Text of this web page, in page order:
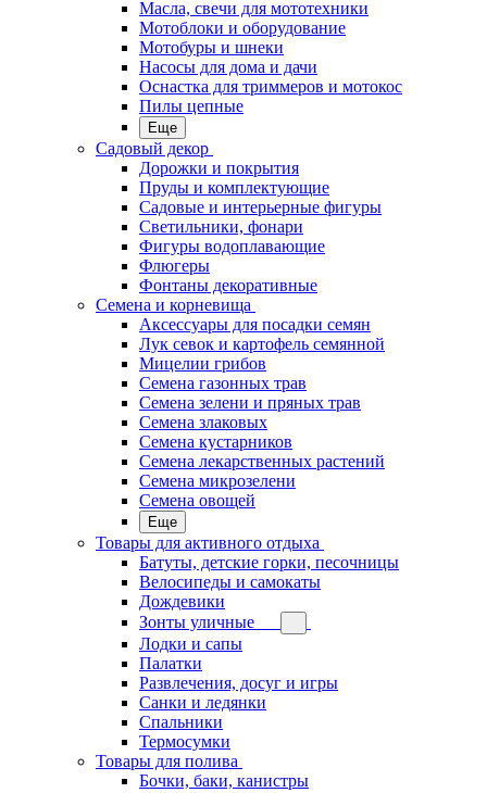
Масла, свечи для мототехники
Мотоблоки и оборудование
Мотобуры и шнеки
Насосы для дома и дачи
Оснастка для триммеров и мотокос
Пилы цепные
Еще
Садовый декор
Дорожки и покрытия
Пруды и комплектующие
Садовые и интерьерные фигуры
Светильники, фонари
Фигуры водоплавающие
Флюгеры
Фонтаны декоративные
Семена и корневища
Аксессуары для посадки семян
Лук севок и картофель семянной
Мицелии грибов
Семена газонных трав
Семена зелени и пряных трав
Семена злаковых
Семена кустарников
Семена лекарственных растений
Семена микрозелени
Семена овощей
Еще
Товары для активного отдыха
Батуты, детские горки, песочницы
Велосипеды и самокаты
Дождевики
Зонты уличные
Лодки и сапы
Палатки
Развлечения, досуг и игры
Санки и ледянки
Спальники
Термосумки
Товары для полива
Бочки, баки, канистры